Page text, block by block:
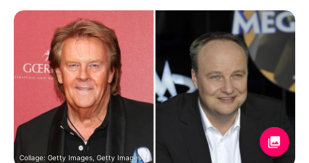
Collage: Getty Images, Getty Images